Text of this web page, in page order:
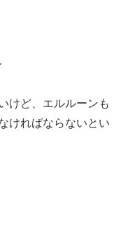
けど、エルルーンも
ければならないとい